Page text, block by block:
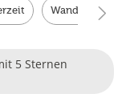
Wandern
5 Sternen